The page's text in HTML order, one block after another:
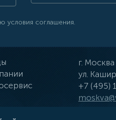
условия соглашения.
и доставка
г. Москва
ул.
+7 (495)